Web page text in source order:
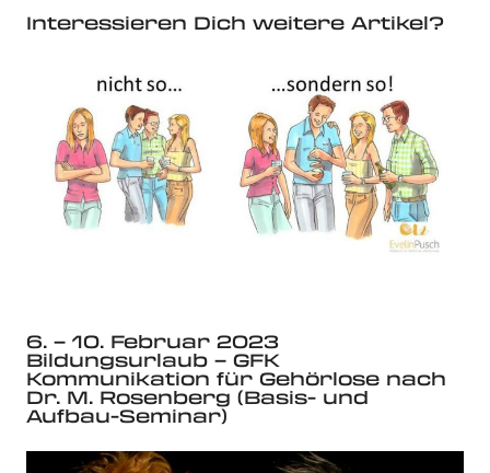
Interessieren Dich weitere Artikel?
6. – 10. Februar 2023
Bildungsurlaub – GFK
Kommunikation für Gehörlose nach
Dr. M. Rosenberg (Basis- und
Aufbau-Seminar)